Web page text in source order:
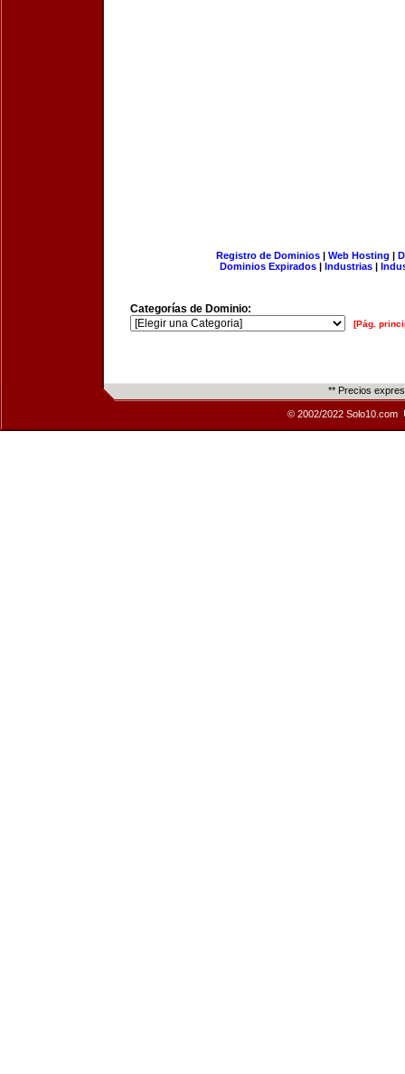
Registro de Dominios| Web Hosting |
Dominios Expirados | Industrias |
Categorías de Dominio:
[Pág.
** Precios
© 2002/2022 Solo10.com